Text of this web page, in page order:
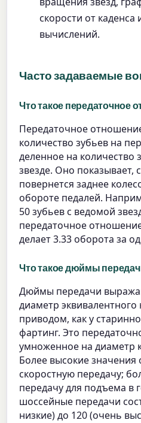
скорости от
вычислений.
Часто задаваемые
Что такое передаточное
Передаточное
количество зубьев на
деленное на количество
звезде. Оно показывает,
повернется заднее
обороте педалей.
50 зубьев с ведомой
передаточное
делает 3.33 оборота за
Что такое дюймы
Дюймы передачи
диаметр
приводом, как у
фартинг. Это
умноженное на диаметр
Более высокие
скоростную передачу;
передачу для подъема в
шоссейные передачи
низкие) до 120 (очень